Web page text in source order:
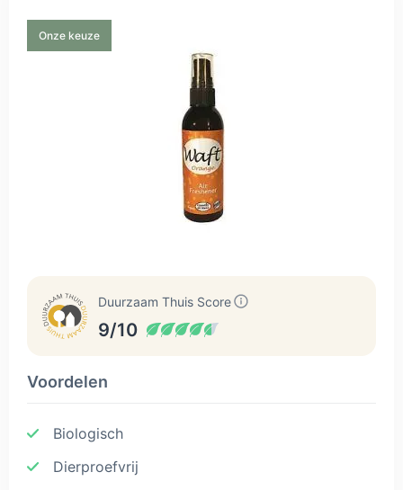
Onze keuze
Duurzaam Thuis Score
9/10
Voordelen
Biologisch
Dierproefvrij